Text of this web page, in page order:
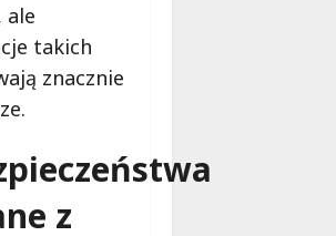
ale
takich
znacznie
z